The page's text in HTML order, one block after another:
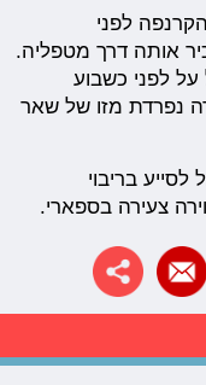
לפני
אותה דרך מטפליה.
לפני כשבוע
נפרדת מזו של שאר
בריבוי
צעירה בספארי.